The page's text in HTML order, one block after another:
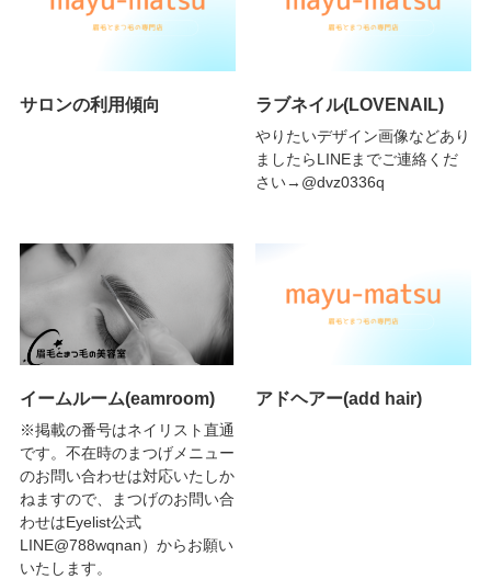
サロンの利用傾向 ラブネイル(LOVENAIL)
やりたいデザイン画像などあり
ましたらLINEまでご連絡くだ
さい→@dvz0336q
イームルーム(eamroom)
※掲載の番号はネイリスト直通
です。不在時のまつげメニュー
のお問い合わせは対応いたしか
ねますので、まつげのお問い合
わせはEyelist公式
LINE@788wqnan）からお願い
いたします。
アドヘアー(add hair)